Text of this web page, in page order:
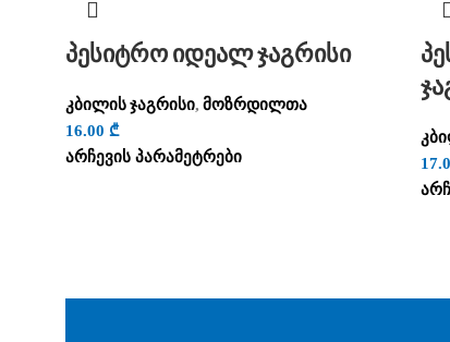
პესიტრო იდეალ ჯაგრისი
კბილის ჯაგრისი, მოზრდილთა
16.00 ₾
არჩევის პარამეტრები